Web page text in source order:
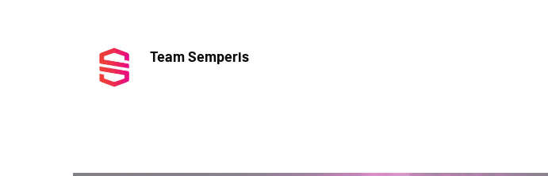
Team Semperis